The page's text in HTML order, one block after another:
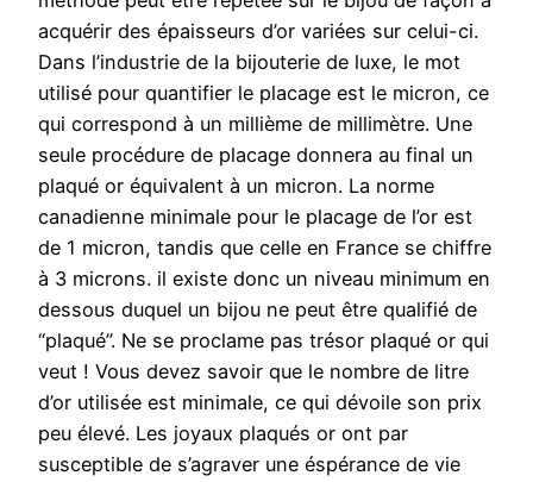
acquérir des épaisseurs d’or variées sur celui-ci.
Dans l’industrie de la bijouterie de luxe, le mot
utilisé pour quantifier le placage est le micron, ce
qui correspond à un millième de millimètre. Une
seule procédure de placage donnera au final un
plaqué or équivalent à un micron. La norme
canadienne minimale pour le placage de l’or est
de 1 micron, tandis que celle en France se chiffre
à 3 microns. il existe donc un niveau minimum en
dessous duquel un bijou ne peut être qualifié de
“plaqué”. Ne se proclame pas trésor plaqué or qui
veut ! Vous devez savoir que le nombre de litre
d’or utilisée est minimale, ce qui dévoile son prix
peu élevé. Les joyaux plaqués or ont par
susceptible de s’agraver une éspérance de vie